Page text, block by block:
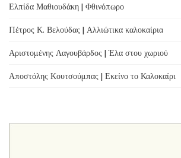
Ελπίδα Μαθιουδάκη | Φθινόπωρο
Πέτρος Κ. Βελούδας | Αλλιώτικα καλοκαίρια
Αριστομένης Λαγουβάρδος | Έλα στου χωριού
Αποστόλης Κουτσούμπας | Εκείνο το Καλοκαίρι